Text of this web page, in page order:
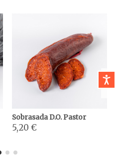
Sobrasada D.O. Pastor
5,20 €